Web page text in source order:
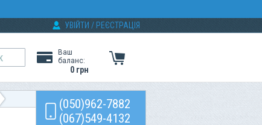
УВІЙТИ / РЕЄСТРАЦІЯ
Ваш
баланс:
0 грн
(050)962-7882
(067)549-4132